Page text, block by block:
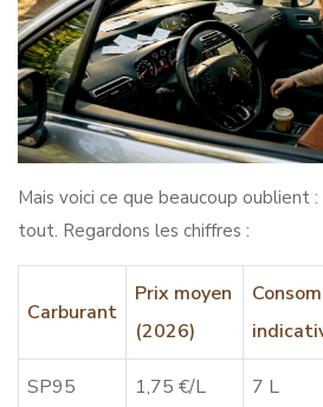
Mais voici ce que beaucoup oublient
tout. Regardons les chiffres :
Carburant
Prix moyen
(2026)
SP95 1,75 €/L 7 L